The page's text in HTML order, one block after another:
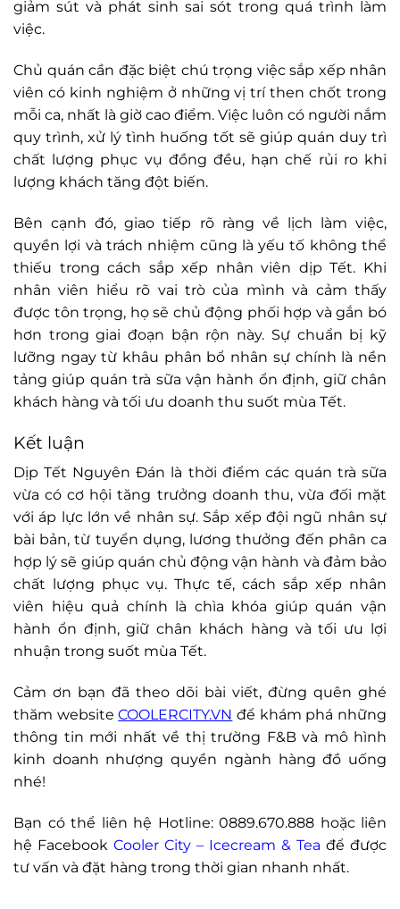
giảm sút và phát sinh sai sót trong quá trình làm
việc.
Chủ quán cần đặc biệt chú trọng việc sắp xếp nhân
viên có kinh nghiệm ở những vị trí then chốt trong
mỗi ca, nhất là giờ cao điểm. Việc luôn có người nắm
quy trình, xử lý tình huống tốt sẽ giúp quán duy trì
chất lượng phục vụ đồng đều, hạn chế rủi ro khi
lượng khách tăng đột biến.
Bên cạnh đó, giao tiếp rõ ràng về lịch làm việc,
quyền lợi và trách nhiệm cũng là yếu tố không thể
thiếu trong cách sắp xếp nhân viên dịp Tết. Khi
nhân viên hiểu rõ vai trò của mình và cảm thấy
được tôn trọng, họ sẽ chủ động phối hợp và gắn bó
hơn trong giai đoạn bận rộn này. Sự chuẩn bị kỹ
lưỡng ngay từ khâu phân bổ nhân sự chính là nền
tảng giúp quán trà sữa vận hành ổn định, giữ chân
khách hàng và tối ưu doanh thu suốt mùa Tết.
Kết luận
Dịp Tết Nguyên Đán là thời điểm các quán trà sữa
vừa có cơ hội tăng trưởng doanh thu, vừa đối mặt
với áp lực lớn về nhân sự. Sắp xếp đội ngũ nhân sự
bài bản, từ tuyển dụng, lương thưởng đến phân ca
hợp lý sẽ giúp quán chủ động vận hành và đảm bảo
chất lượng phục vụ. Thực tế, cách sắp xếp nhân
viên hiệu quả chính là chìa khóa giúp quán vận
hành ổn định, giữ chân khách hàng và tối ưu lợi
nhuận trong suốt mùa Tết.
Cảm ơn bạn đã theo dõi bài viết, đừng quên ghé
thăm websiteCOOLERCITY.VN để khám phá những
thông tin mới nhất về thị trường F&B và mô hình
kinh doanh nhượng quyền ngành hàng đồ uống
nhé!
Bạn có thể liên hệ Hotline: 0889.670.888 hoặc liên
hệ Facebook Cooler City – Icecream & Tea để được
tư vấn và đặt hàng trong thời gian nhanh nhất.